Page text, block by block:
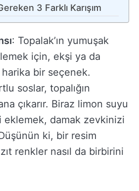
3 Farklı Karışım
: Topalak’ın yumuşak
için, ekşi ya da
harika bir seçenek.
soslar, topalığın
çıkarır. Biraz limon suyu
eklemek, damak zevkinizi
ki, bir resim
renkler nasıl da birbirini